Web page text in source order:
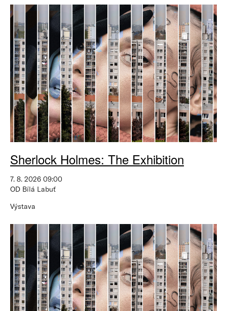
Sherlock Holmes: The Exhibition
7. 8. 2026 09:00
OD Bílá Labuť
Výstava